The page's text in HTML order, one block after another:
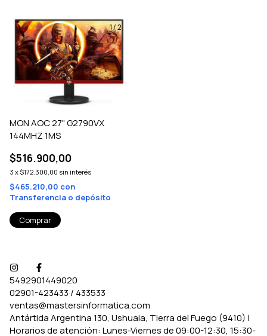
1/2
MON AOC 27" G2790VX
144MHZ 1MS
$516.900,00
3 x $172.300,00 sin interés
$465.210,00 con
Transferencia o depósito
5492901449020
02901-423433 / 433533
ventas@mastersinformatica.com
Antártida Argentina 130, Ushuaia, Tierra del Fuego (9410) |
Horarios de atención: Lunes-Viernes de 09:00-12:30, 15:30-